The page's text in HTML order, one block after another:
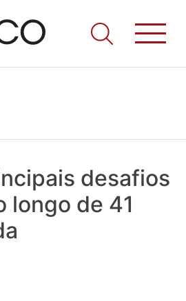
os Médicos. Onde as notícias
que se passa na Saúde!
desafios
longo de 41